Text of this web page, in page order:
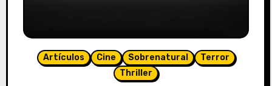
Artículos Cine Sobrenatural
Terror
Thriller